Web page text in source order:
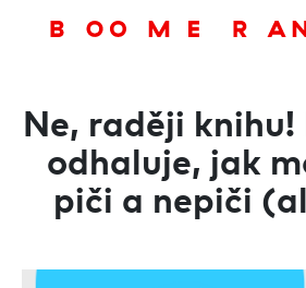
Ne, raději
odhaluje, jak
piči a nepiči